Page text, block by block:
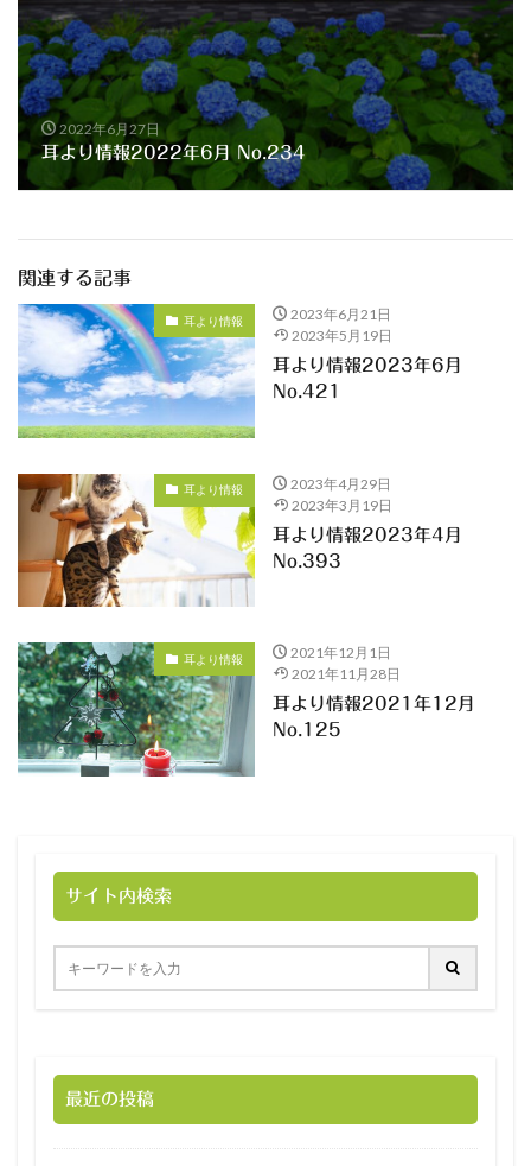
2022年6月27日
耳より情報2022年6月 No.234
関連する記事
耳より情報
2023年6月21日
2023年5月19日
耳より情報2023年6月
No.421
耳より情報
2023年4月29日
2023年3月19日
耳より情報2023年4月
No.393
耳より情報
2021年12月1日
2021年11月28日
耳より情報2021年12月
No.125
サイト内検索
最近の投稿